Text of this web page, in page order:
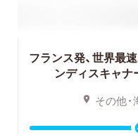
フランス発、世界最
ンディスキャナ
その他・